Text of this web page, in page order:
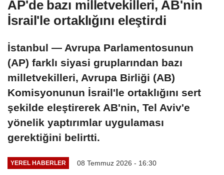
AP'de bazı milletvekilleri, AB'nin
İsrail'le ortaklığını eleştirdi
İstanbul — Avrupa Parlamentosunun
(AP) farklı siyasi gruplarından bazı
milletvekilleri, Avrupa Birliği (AB)
Komisyonunun İsrail'le ortaklığını sert
şekilde eleştirerek AB'nin, Tel Aviv'e
yönelik yaptırımlar uygulaması
gerektiğini belirtti.
YEREL HABERLER 08 Temmuz 2026 - 16:30